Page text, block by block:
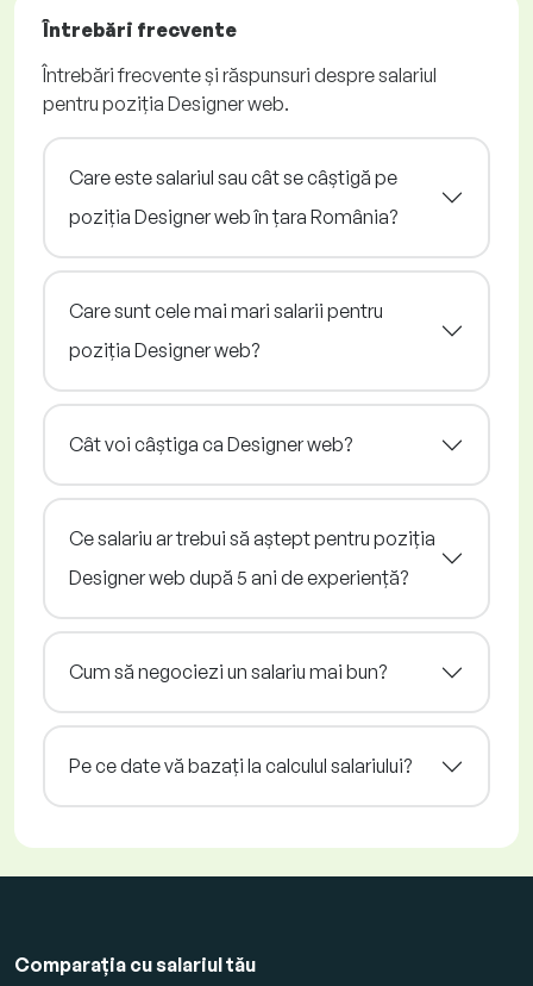
Întrebări frecvente
Întrebări frecvente și răspunsuri despre salariul
pentru poziția Designer web.
Care este salariul sau cât se câștigă pe
poziția Designer web în țara România?
Care sunt cele mai mari salarii pentru
poziția Designer web?
Cât voi câștiga ca Designer web?
Ce salariu ar trebui să aștept pentru poziția
Designer web după 5 ani de experiență?
Cum să negociezi un salariu mai bun?
Pe ce date vă bazați la calculul salariului?
Comparația cu salariul tău